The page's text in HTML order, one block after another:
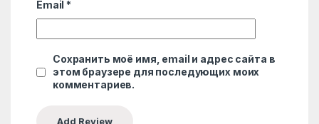
Email *
Сохранить моё имя, email и адрес сайта в
этом браузере для последующих моих
комментариев.